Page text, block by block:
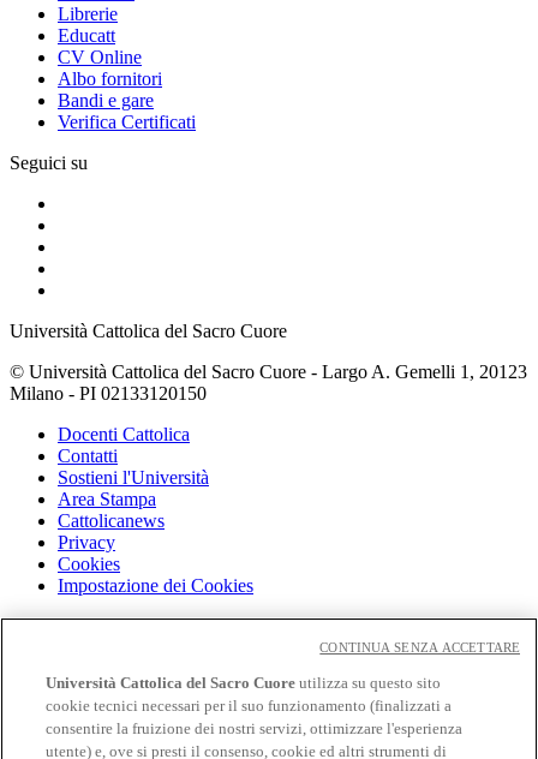
Librerie
Educatt
CV Online
Albo fornitori
Bandi e gare
Verifica Certificati
Seguici su
Università Cattolica del Sacro Cuore
© Università Cattolica del Sacro Cuore - Largo A. Gemelli 1, 20123
Milano - PI 02133120150
Docenti Cattolica
Contatti
Sostieni l'Università
Area Stampa
Cattolicanews
Privacy
Cookies
Impostazione dei Cookies
Cloudmail
OFF-CAMPUS
Intranet
Biblioteca
Università Cattolica del Sacro Cuore utilizza su questo sito
cookie tecnici necessari per il suo funzionamento (finalizzati a
consentire la fruizione dei nostri servizi, ottimizzare l'esperienza
utente) e, ove si presti il consenso, cookie ed altri strumenti di
CONTINUA SENZA ACCETTARE